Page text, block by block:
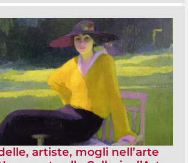
artiste, mogli nell’arte